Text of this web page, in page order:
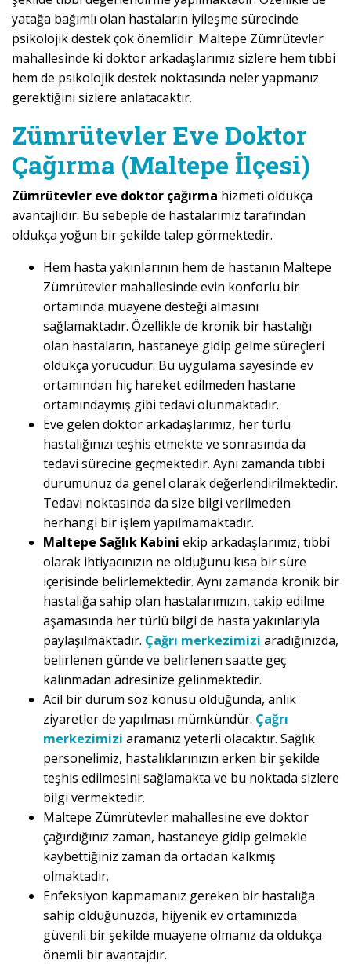
yatağa bağımlı olan hastaların iyileşme sürecinde
psikolojik destek çok önemlidir. Maltepe Zümrütevler
mahallesinde ki doktor arkadaşlarımız sizlere hem tıbbi
hem de psikolojik destek noktasında neler yapmanız
gerektiğini sizlere anlatacaktır.
Zümrütevler Eve Doktor
Çağırma (Maltepe İlçesi)
Zümrütevler eve doktor çağırma hizmeti oldukça
avantajlıdır. Bu sebeple de hastalarımız tarafından
oldukça yoğun bir şekilde talep görmektedir.
Hem hasta yakınlarının hem de hastanın Maltepe
Zümrütevler mahallesinde evin konforlu bir
ortamında muayene desteği almasını
sağlamaktadır. Özellikle de kronik bir hastalığı
olan hastaların, hastaneye gidip gelme süreçleri
oldukça yorucudur. Bu uygulama sayesinde ev
ortamından hiç hareket edilmeden hastane
ortamındaymış gibi tedavi olunmaktadır.
Eve gelen doktor arkadaşlarımız, her türlü
hastalığınızı teşhis etmekte ve sonrasında da
tedavi sürecine geçmektedir. Aynı zamanda tıbbi
durumunuz da genel olarak değerlendirilmektedir.
Tedavi noktasında da size bilgi verilmeden
herhangi bir işlem yapılmamaktadır.
Maltepe Sağlık Kabini ekip arkadaşlarımız, tıbbi
olarak ihtiyacınızın ne olduğunu kısa bir süre
içerisinde belirlemektedir. Aynı zamanda kronik bir
hastalığa sahip olan hastalarımızın, takip edilme
aşamasında her türlü bilgi de hasta yakınlarıyla
paylaşılmaktadır. Çağrı merkezimizi aradığınızda,
belirlenen günde ve belirlenen saatte geç
kalınmadan adresinize gelinmektedir.
Acil bir durum söz konusu olduğunda, anlık
ziyaretler de yapılması mümkündür. Çağrı
merkezimizi aramanız yeterli olacaktır. Sağlık
personelimiz, hastalıklarınızın erken bir şekilde
teşhis edilmesini sağlamakta ve bu noktada sizlere
bilgi vermektedir.
Maltepe Zümrütevler mahallesine eve doktor
çağırdığınız zaman, hastaneye gidip gelmekle
kaybettiğiniz zaman da ortadan kalkmış
olmaktadır.
Enfeksiyon kapmamanız gereken bir hastalığa
sahip olduğunuzda, hijyenik ev ortamınızda
güvenli bir şekilde muayene olmanız da oldukça
önemli bir avantajdır.